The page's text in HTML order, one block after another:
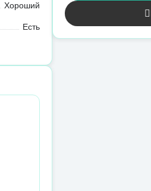
Хороший
Есть